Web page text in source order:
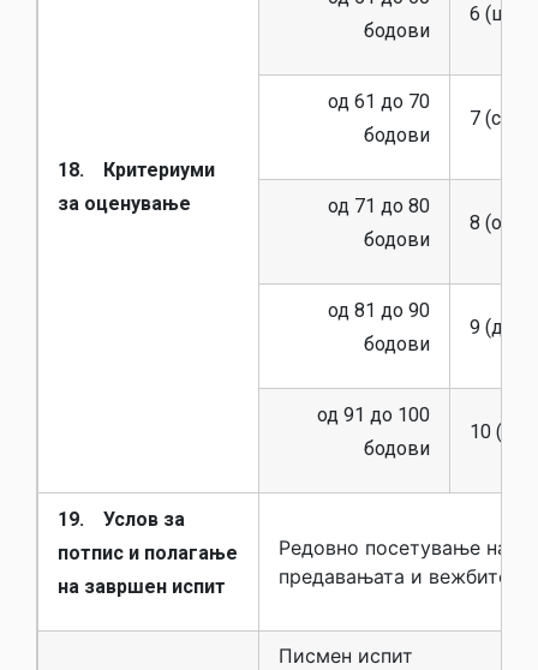
18. Критериуми
за оценување
бодови
6
од 61 до 70
бодови
7
од 71 до 80
бодови
8
од 81 до 90
бодови
9
од 91 до 100
бодови
10
19. Услов за
потпис и полагање
на завршен испит
Редовно посетување на
предавањата и вежбите.
Писмен испит